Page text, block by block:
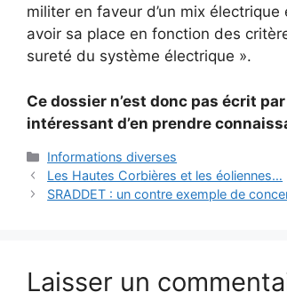
militer en faveur d’un mix
avoir sa place en fonction des
sureté du système électrique ».
Ce dossier n’est donc pas écrit
intéressant d’en prendre
Catégories
Informations diverses
Les Hautes Corbières et les éoliennes…
SRADDET : un contre exemple de
Laisser un